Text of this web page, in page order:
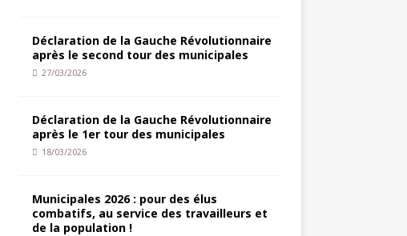
Déclaration de la Gauche Révolutionnaire
après le second tour des municipales
27/03/2026
Déclaration de la Gauche Révolutionnaire
après le 1er tour des municipales
18/03/2026
Municipales 2026 : pour des élus
combatifs, au service des travailleurs et
de la population !